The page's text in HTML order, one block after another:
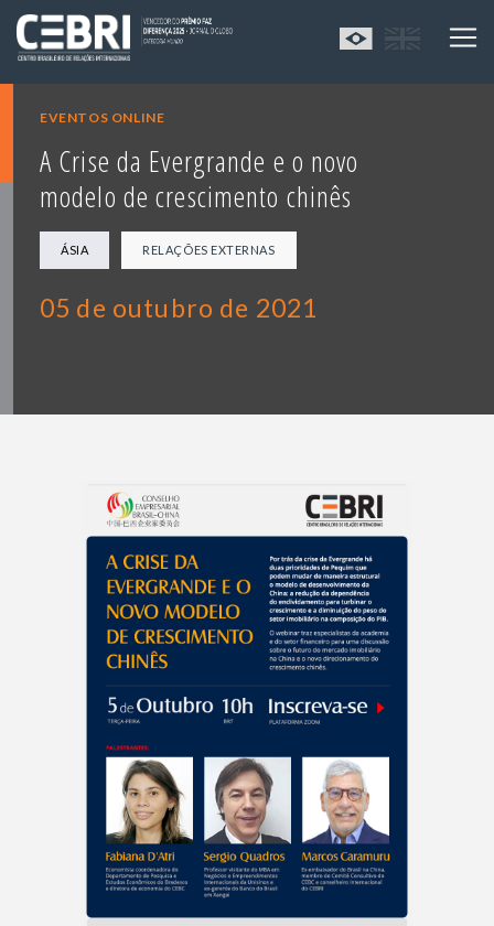
EVENTOS ONLINE
A Crise da Evergrande e o novo
modelo de crescimento chinês
ÁSIA RELAÇÕES EXTERNAS
05 de outubro de 2021